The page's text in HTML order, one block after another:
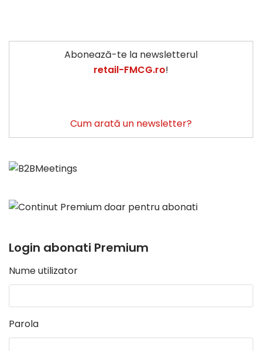
Abonează-te la newsletterul
retail-FMCG.ro!
Cum arată un newsletter?
Login abonati Premium
Nume utilizator
Parola